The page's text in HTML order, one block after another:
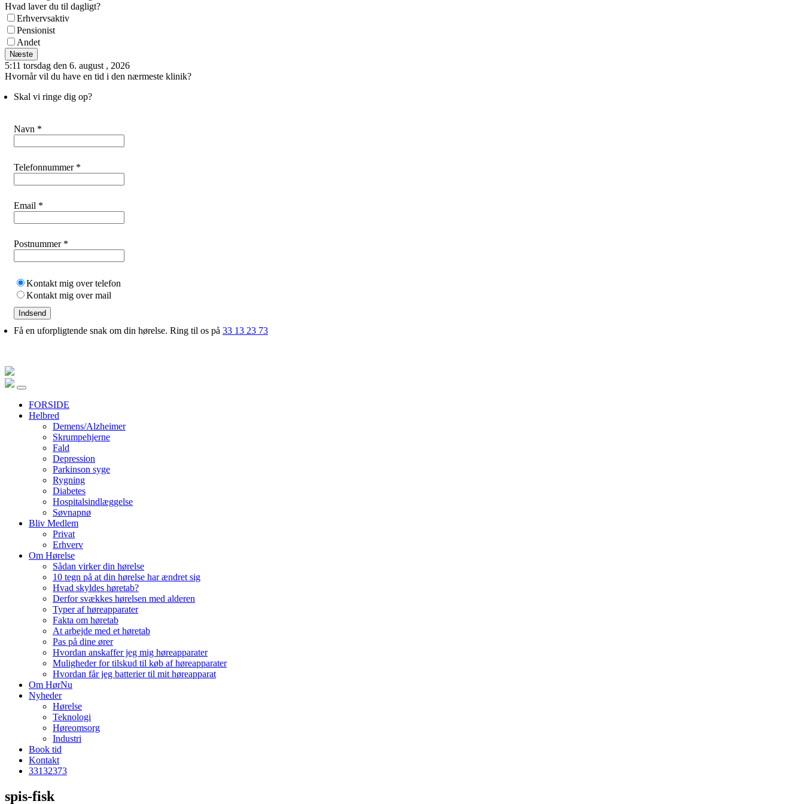
Hvad laver du til dagligt?
Erhvervsaktiv
Pensionist
Andet
Næste
5:11 torsdag den 6. august , 2026
Hvornår vil du have en tid i den nærmeste klinik?
Skal vi ringe dig op?
Navn *
Telefonnummer *
Email *
Postnummer *
Kontakt mig over telefon
Kontakt mig over mail
Indsend
Få en uforpligtende snak om din hørelse. Ring til os på 33 13 23 73
FORSIDE
Helbred
Demens/Alzheimer
Skrumpehjerne
Fald
Depression
Parkinson syge
Rygning
Diabetes
Hospitalsindlæggelse
Søvnapnø
Bliv Medlem
Privat
Erhverv
Om Hørelse
Sådan virker din hørelse
10 tegn på at din hørelse har ændret sig
Hvad skyldes høretab?
Derfor svækkes hørelsen med alderen
Typer af høreapparater
Fakta om høretab
At arbejde med et høretab
Pas på dine ører
Hvordan anskaffer jeg mig høreapparater
Muligheder for tilskud til køb af høreapparater
Hvordan får jeg batterier til mit høreapparat
Om HørNu
Nyheder
Hørelse
Teknologi
Høreomsorg
Industri
Book tid
Kontakt
33132373
spis-fisk